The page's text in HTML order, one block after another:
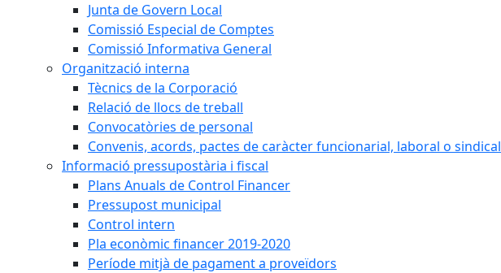
Junta de Govern Local
Comissió Especial de Comptes
Comissió Informativa General
Organització interna
Tècnics de la Corporació
Relació de llocs de treball
Convocatòries de personal
Convenis, acords, pactes de caràcter funcionarial, laboral o sindical
Informació pressupostària i fiscal
Plans Anuals de Control Financer
Pressupost municipal
Control intern
Pla econòmic financer 2019-2020
Període mitjà de pagament a proveïdors